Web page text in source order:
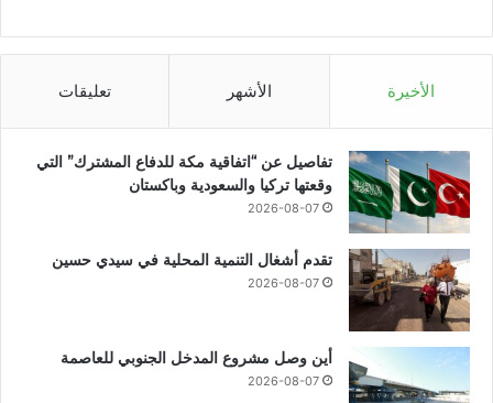
الأخيرة الأشهر تعليقات
تفاصيل عن “اتفاقية مكة للدفاع المشترك” التي
وقعتها تركيا والسعودية وباكستان
2026-08-07
تقدم أشغال التنمية المحلية في سيدي حسين
2026-08-07
أين وصل مشروع المدخل الجنوبي للعاصمة
2026-08-07